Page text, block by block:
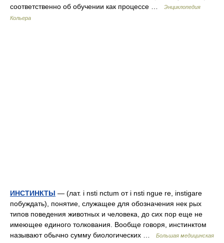
соответственно об обучении как процессе …
Энциклопедия
Кольера
ИНСТИНКТЫ — (лат. i nsti nctum от i nsti ngue re, instigare
побуждать), понятие, служащее для обозначения нек рых
типов поведения животных и человека, до сих пор еще не
имеющее единого толкования. Вообще говоря, инстинктом
называют обычно сумму биологических …
Большая медицинская